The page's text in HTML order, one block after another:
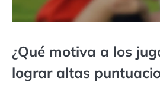
¿Qué motiva a los
lograr altas